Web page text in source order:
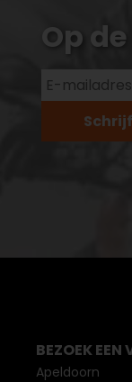
Op
BEZOEK EEN
Apeldoorn